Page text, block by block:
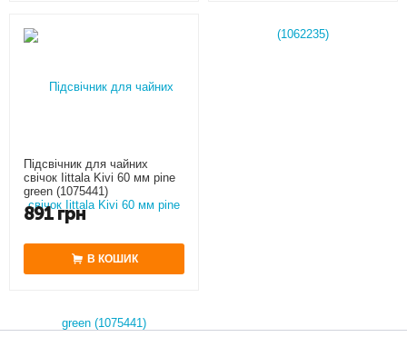
Підсвічник для чайних
свічок Iittala Kivi 60 мм pine
green (1075441)
891грн
В КОШИК